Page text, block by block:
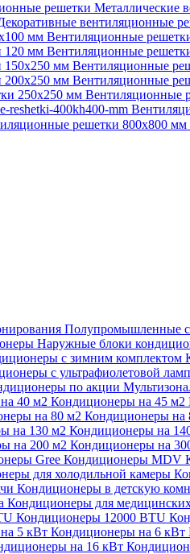
решетки Металлические
вентиляционные
мм Вентиляционные
120 мм Вентиляционные
150х250 мм Вентиляционные
200х250 мм Вентиляционные
250х250 мм Вентиляционные
reshetki-400kh400-mm
решетки 800х800 мм
Полупромышленные
Наружные блоки
с зимним комплектом
с ультрафиолетовой
по акции
40 м2 Кондиционеры на 45 м2
на 80 м2 Кондиционеры на
на 130 м2 Кондиционеры на
на 200 м2 Кондиционеры на
Gree Кондиционеры MDV
для холодильной камеры
Кондиционеры в детскую
Кондиционеры для
Кондиционеры 12000 BTU
5 кВт Кондиционеры на 6 кВт
на 16 кВт